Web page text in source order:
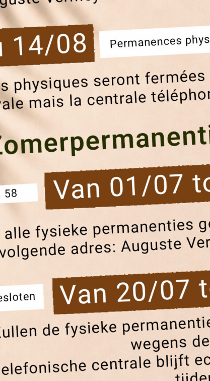
Av. C. Permeke 83/33 - 1140 Evere
Mercredi de 08h30 à 11h30 (candidats)
Mercredi de 13h à 16h30 (locataires)